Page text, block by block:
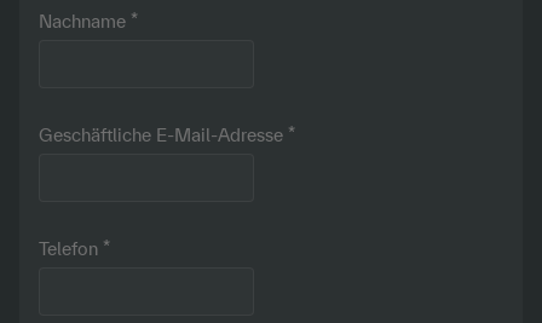
Nachname
Geschäftliche E-Mail-Adresse
Telefon